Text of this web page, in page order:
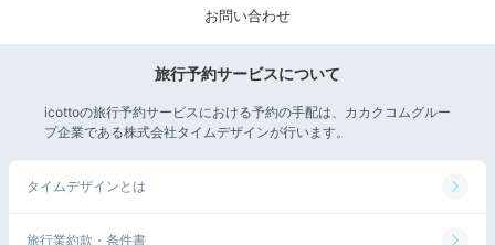
お問い合わせ
旅行予約サービスについて
icottoの旅行予約サービスにおける予約の手配は、カカクコムグルー
プ企業である株式会社タイムデザインが行います。
タイムデザインとは
旅行業約款・条件書